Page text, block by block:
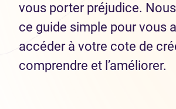
vous porter préjudice.
ce guide simple pour vous
accéder à votre cote de
comprendre et l’améliorer.